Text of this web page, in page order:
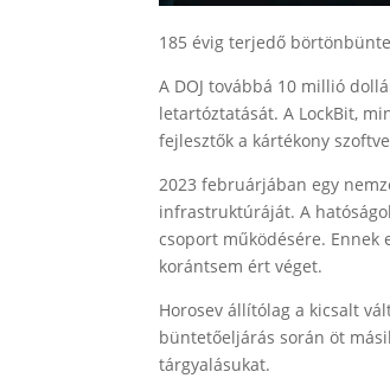
185 évig terjedő
A DOJ továbbá 10 millió
letartóztatását. A LockBit,
fejlesztők a kártékony
2023 februárjában egy
infrastruktúráját. A
csoport működésére. Ennek
korántsem ért véget.
Horosev állítólag a kicsalt
büntetőeljárás során öt
tárgyalásukat.